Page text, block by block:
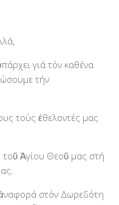
γιά τόν καθένα
τήν
τούς ἐθελοντές μας
Ἁγίου Θεοῦ μας στή
ἀναφορά στόν Δωρεδότη